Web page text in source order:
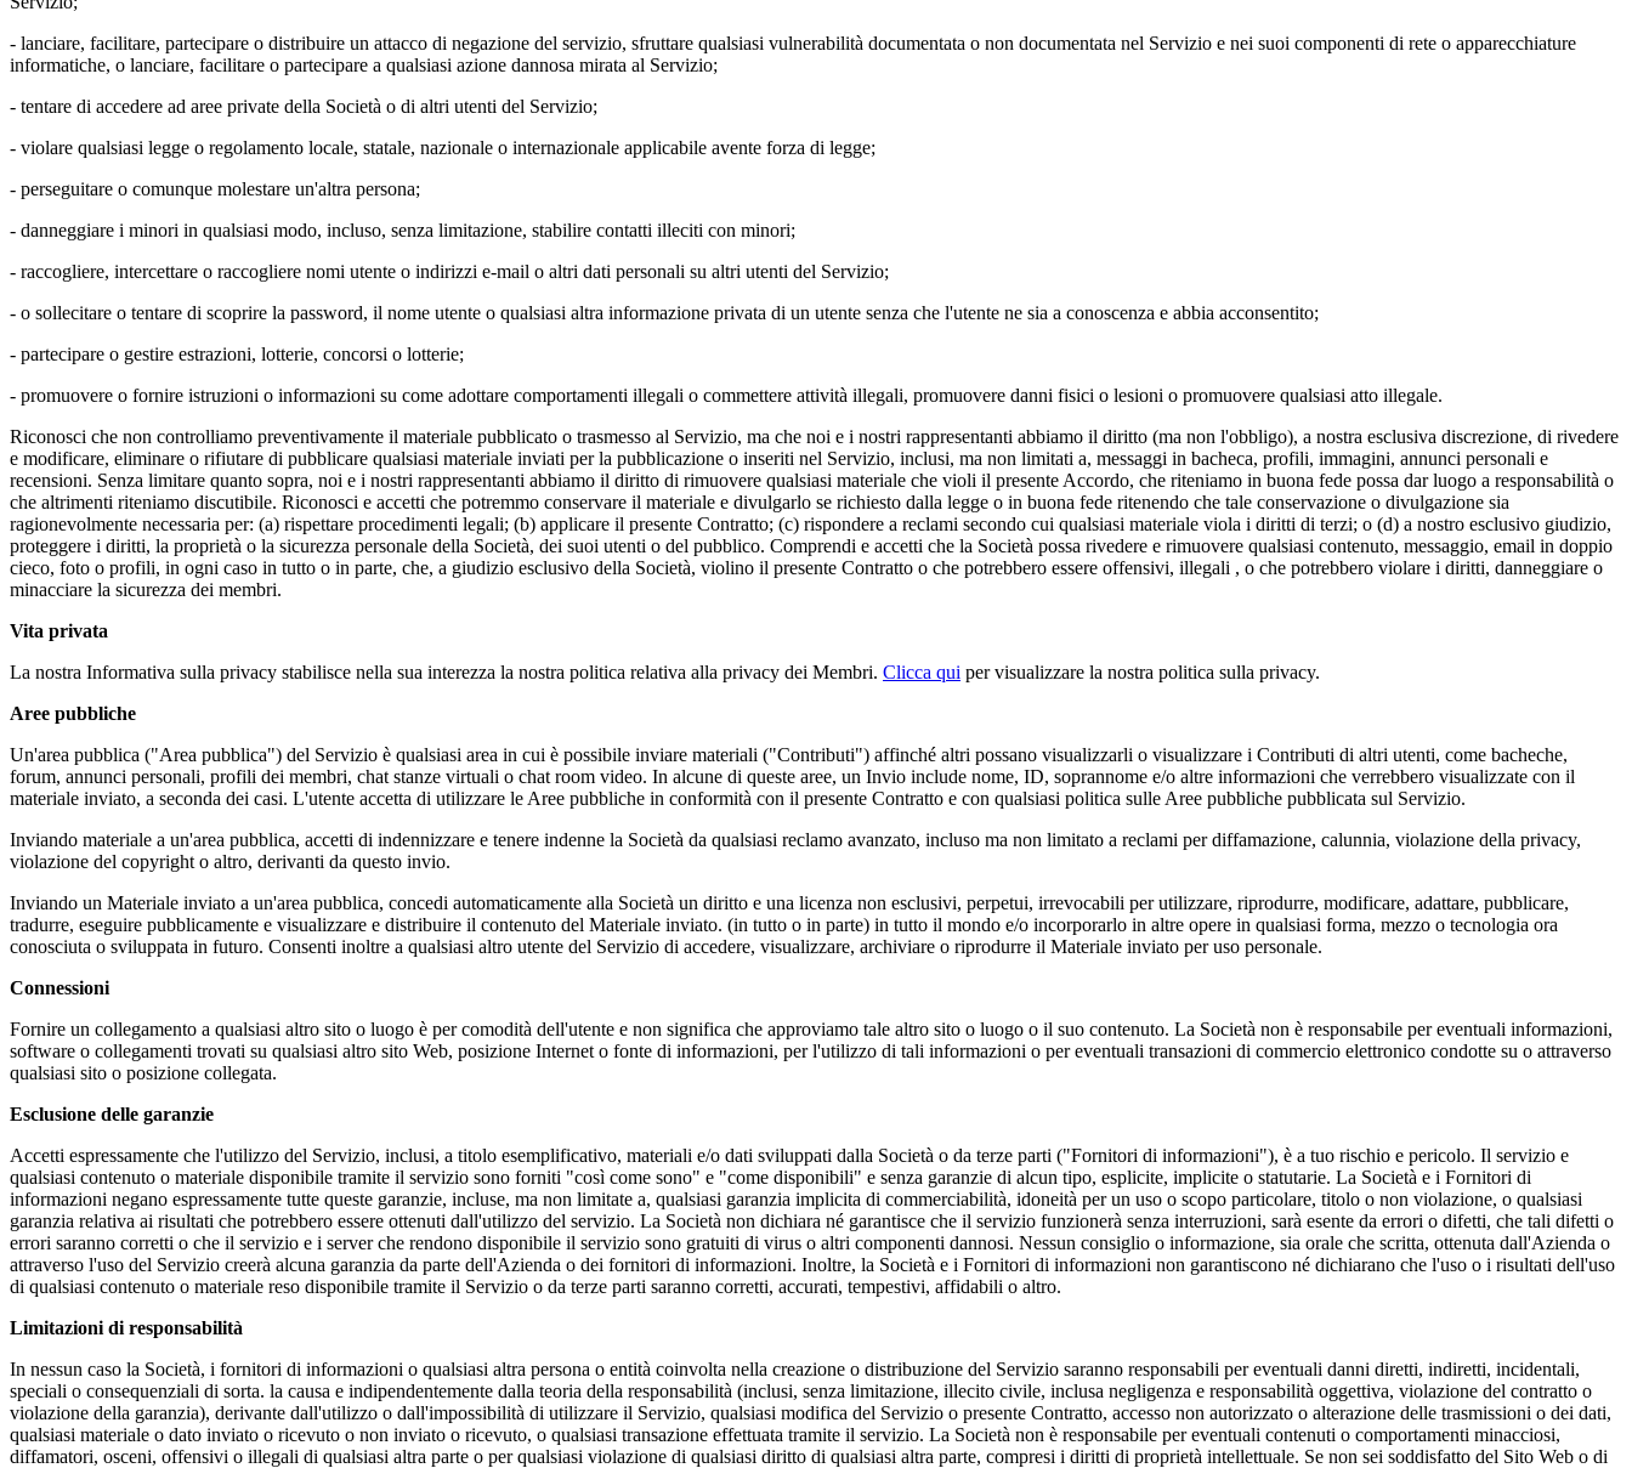
- lanciare, facilitare, partecipare o distribuire un attacco di negazione del servizio, sfruttare qualsiasi vulnerabilità documentata o non documentata nel Servizio e nei suoi componenti di rete o apparecchiature
informatiche, o lanciare, facilitare o partecipare a qualsiasi azione dannosa mirata al Servizio;
- tentare di accedere ad aree private della Società o di altri utenti del Servizio;
- violare qualsiasi legge o regolamento locale, statale, nazionale o internazionale applicabile avente forza di legge;
- perseguitare o comunque molestare un'altra persona;
- danneggiare i minori in qualsiasi modo, incluso, senza limitazione, stabilire contatti illeciti con minori;
- raccogliere, intercettare o raccogliere nomi utente o indirizzi e-mail o altri dati personali su altri utenti del Servizio;
- o sollecitare o tentare di scoprire la password, il nome utente o qualsiasi altra informazione privata di un utente senza che l'utente ne sia a conoscenza e abbia acconsentito;
- partecipare o gestire estrazioni, lotterie, concorsi o lotterie;
- promuovere o fornire istruzioni o informazioni su come adottare comportamenti illegali o commettere attività illegali, promuovere danni fisici o lesioni o promuovere qualsiasi atto illegale.
Riconosci che non controlliamo preventivamente il materiale pubblicato o trasmesso al Servizio, ma che noi e i nostri rappresentanti abbiamo il diritto (ma non l'obbligo), a nostra esclusiva discrezione, di rivedere
e modificare, eliminare o rifiutare di pubblicare qualsiasi materiale inviati per la pubblicazione o inseriti nel Servizio, inclusi, ma non limitati a, messaggi in bacheca, profili, immagini, annunci personali e
recensioni. Senza limitare quanto sopra, noi e i nostri rappresentanti abbiamo il diritto di rimuovere qualsiasi materiale che violi il presente Accordo, che riteniamo in buona fede possa dar luogo a responsabilità o
che altrimenti riteniamo discutibile. Riconosci e accetti che potremmo conservare il materiale e divulgarlo se richiesto dalla legge o in buona fede ritenendo che tale conservazione o divulgazione sia
ragionevolmente necessaria per: (a) rispettare procedimenti legali; (b) applicare il presente Contratto; (c) rispondere a reclami secondo cui qualsiasi materiale viola i diritti di terzi; o (d) a nostro esclusivo giudizio,
proteggere i diritti, la proprietà o la sicurezza personale della Società, dei suoi utenti o del pubblico. Comprendi e accetti che la Società possa rivedere e rimuovere qualsiasi contenuto, messaggio, email in doppio
cieco, foto o profili, in ogni caso in tutto o in parte, che, a giudizio esclusivo della Società, violino il presente Contratto o che potrebbero essere offensivi, illegali , o che potrebbero violare i diritti, danneggiare o
minacciare la sicurezza dei membri.
Vita privata
La nostra Informativa sulla privacy stabilisce nella sua interezza la nostra politica relativa alla privacy dei Membri. Clicca qui per visualizzare la nostra politica sulla privacy.
Aree pubbliche
Un'area pubblica ("Area pubblica") del Servizio è qualsiasi area in cui è possibile inviare materiali ("Contributi") affinché altri possano visualizzarli o visualizzare i Contributi di altri utenti, come bacheche,
forum, annunci personali, profili dei membri, chat stanze virtuali o chat room video. In alcune di queste aree, un Invio include nome, ID, soprannome e/o altre informazioni che verrebbero visualizzate con il
materiale inviato, a seconda dei casi. L'utente accetta di utilizzare le Aree pubbliche in conformità con il presente Contratto e con qualsiasi politica sulle Aree pubbliche pubblicata sul Servizio.
Inviando materiale a un'area pubblica, accetti di indennizzare e tenere indenne la Società da qualsiasi reclamo avanzato, incluso ma non limitato a reclami per diffamazione, calunnia, violazione della privacy,
violazione del copyright o altro, derivanti da questo invio.
Inviando un Materiale inviato a un'area pubblica, concedi automaticamente alla Società un diritto e una licenza non esclusivi, perpetui, irrevocabili per utilizzare, riprodurre, modificare, adattare, pubblicare,
tradurre, eseguire pubblicamente e visualizzare e distribuire il contenuto del Materiale inviato. (in tutto o in parte) in tutto il mondo e/o incorporarlo in altre opere in qualsiasi forma, mezzo o tecnologia ora
conosciuta o sviluppata in futuro. Consenti inoltre a qualsiasi altro utente del Servizio di accedere, visualizzare, archiviare o riprodurre il Materiale inviato per uso personale.
Connessioni
Fornire un collegamento a qualsiasi altro sito o luogo è per comodità dell'utente e non significa che approviamo tale altro sito o luogo o il suo contenuto. La Società non è responsabile per eventuali informazioni,
software o collegamenti trovati su qualsiasi altro sito Web, posizione Internet o fonte di informazioni, per l'utilizzo di tali informazioni o per eventuali transazioni di commercio elettronico condotte su o attraverso
qualsiasi sito o posizione collegata.
Esclusione delle garanzie
Accetti espressamente che l'utilizzo del Servizio, inclusi, a titolo esemplificativo, materiali e/o dati sviluppati dalla Società o da terze parti ("Fornitori di informazioni"), è a tuo rischio e pericolo. Il servizio e
qualsiasi contenuto o materiale disponibile tramite il servizio sono forniti "così come sono" e "come disponibili" e senza garanzie di alcun tipo, esplicite, implicite o statutarie. La Società e i Fornitori di
informazioni negano espressamente tutte queste garanzie, incluse, ma non limitate a, qualsiasi garanzia implicita di commerciabilità, idoneità per un uso o scopo particolare, titolo o non violazione, o qualsiasi
garanzia relativa ai risultati che potrebbero essere ottenuti dall'utilizzo del servizio. La Società non dichiara né garantisce che il servizio funzionerà senza interruzioni, sarà esente da errori o difetti, che tali difetti o
errori saranno corretti o che il servizio e i server che rendono disponibile il servizio sono gratuiti di virus o altri componenti dannosi. Nessun consiglio o informazione, sia orale che scritta, ottenuta dall'Azienda o
attraverso l'uso del Servizio creerà alcuna garanzia da parte dell'Azienda o dei fornitori di informazioni. Inoltre, la Società e i Fornitori di informazioni non garantiscono né dichiarano che l'uso o i risultati dell'uso
di qualsiasi contenuto o materiale reso disponibile tramite il Servizio o da terze parti saranno corretti, accurati, tempestivi, affidabili o altro.
Limitazioni di responsabilità
In nessun caso la Società, i fornitori di informazioni o qualsiasi altra persona o entità coinvolta nella creazione o distribuzione del Servizio saranno responsabili per eventuali danni diretti, indiretti, incidentali,
speciali o consequenziali di sorta. la causa e indipendentemente dalla teoria della responsabilità (inclusi, senza limitazione, illecito civile, inclusa negligenza e responsabilità oggettiva, violazione del contratto o
violazione della garanzia), derivante dall'utilizzo o dall'impossibilità di utilizzare il Servizio, qualsiasi modifica del Servizio o presente Contratto, accesso non autorizzato o alterazione delle trasmissioni o dei dati,
qualsiasi materiale o dato inviato o ricevuto o non inviato o ricevuto, o qualsiasi transazione effettuata tramite il servizio. La Società non è responsabile per eventuali contenuti o comportamenti minacciosi,
diffamatori, osceni, offensivi o illegali di qualsiasi altra parte o per qualsiasi violazione di qualsiasi diritto di qualsiasi altra parte, compresi i diritti di proprietà intellettuale. Se non sei soddisfatto del Sito Web o di